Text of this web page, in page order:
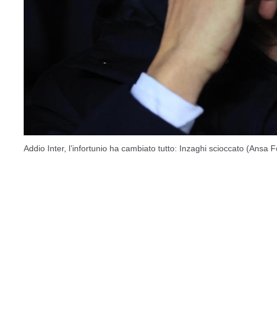
Addio Inter, l’infortunio ha cambiato tutto: Inzaghi scioccato (Ansa